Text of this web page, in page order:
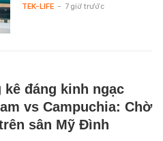
TEK-LIFE - 7 giờ trước
đáng kinh ngạc
vs Campuchia: Chờ
sân Mỹ Đình